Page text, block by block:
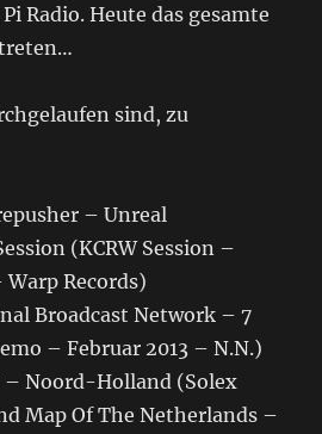
Radio. Heute das gesamte
sind, zu
– Unreal
(KCRW Session –
Records)
Broadcast Network – 7
– Februar 2013 – N.N.)
– Noord-Holland (Solex
Map Of The Netherlands –